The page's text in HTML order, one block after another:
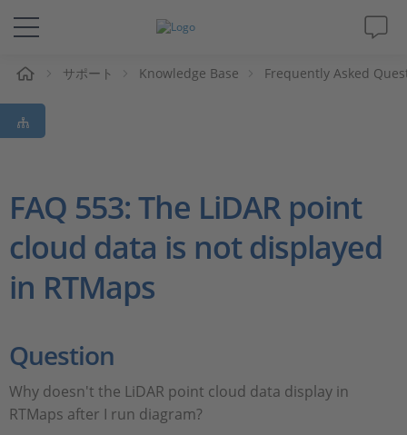
ソリューションと製品
サポート
Magazine
企業情報
採用情報
サポート Knowledge Base Frequently Asked
FAQ 553: The LiDAR point
cloud data is not displayed
in RTMaps
Question
Why doesn't the LiDAR point cloud data display in
RTMaps after I run diagram?